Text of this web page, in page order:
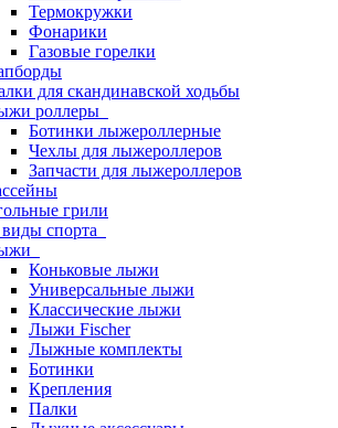
Термокружки
Фонарики
Газовые горелки
для скандинавской ходьбы
роллеры
Ботинки лыжероллерные
Чехлы для лыжероллеров
Запчасти для лыжероллеров
грили
спорта
Коньковые лыжи
Универсальные лыжи
Классические лыжи
Лыжи Fischer
Лыжные комплекты
Ботинки
Крепления
Палки